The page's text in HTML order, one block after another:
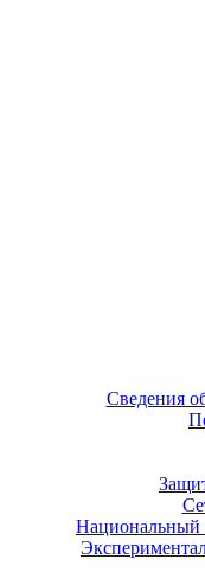
Сведения
Национальный